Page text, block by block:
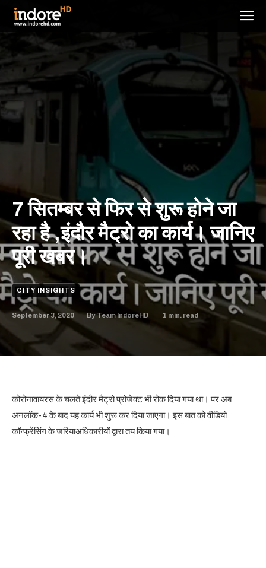
7 सितम्बर से फिर से शुरू होने जा
रहा है ,इंदौर मैट्रो का कार्य। जानिए
पूरी खबर।
CITY INSIGHTS
September 3, 2020 By Team IndoreHD 1 min. read
कोरोनावायरस के चलते इंदौर मैट्रो प्रोजेक्ट भी रोक दिया गया था। पर अब
अनलॉक-4 के बाद यह कार्य भी शुरू कर दिया जाएगा। इस बात को वीडियो
कॉन्फ्रेंसिंग के जरियाअधिकारीयों द्वारा तय किया गया।